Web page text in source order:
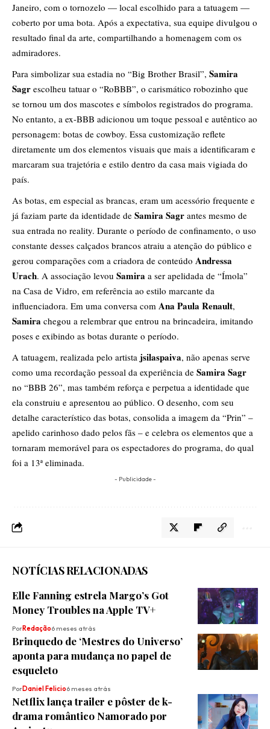
Janeiro, com o tornozelo — local escolhido para a tatuagem —
coberto por uma bota. Após a expectativa, sua equipe divulgou o
resultado final da arte, compartilhando a homenagem com os
admiradores.
Para simbolizar sua estadia no “Big Brother Brasil”, Samira
Sagr escolheu tatuar o “RoBBB”, o carismático robozinho que
se tornou um dos mascotes e símbolos registrados do programa.
No entanto, a ex-BBB adicionou um toque pessoal e autêntico ao
personagem: botas de cowboy. Essa customização reflete
diretamente um dos elementos visuais que mais a identificaram e
marcaram sua trajetória e estilo dentro da casa mais vigiada do
país.
As botas, em especial as brancas, eram um acessório frequente e
já faziam parte da identidade de Samira Sagr antes mesmo de
sua entrada no reality. Durante o período de confinamento, o uso
constante desses calçados brancos atraiu a atenção do público e
gerou comparações com a criadora de conteúdo Andressa
Urach. A associação levou Samira a ser apelidada de “Ímola”
na Casa de Vidro, em referência ao estilo marcante da
influenciadora. Em uma conversa com Ana Paula Renault,
Samira chegou a relembrar que entrou na brincadeira, imitando
poses e exibindo as botas durante o período.
A tatuagem, realizada pelo artista jsilaspaiva, não apenas serve
como uma recordação pessoal da experiência de Samira Sagr
no “BBB 26”, mas também reforça e perpetua a identidade que
ela construiu e apresentou ao público. O desenho, com seu
detalhe característico das botas, consolida a imagem da “Prin” –
apelido carinhoso dado pelos fãs – e celebra os elementos que a
tornaram memorável para os espectadores do programa, do qual
foi a 13ª eliminada.
- Publicidade -
NOTÍCIAS RELACIONADAS
Elle Fanning estrela Margo’s Got
Money Troubles na Apple TV+
PorRedação6 meses atrás
Brinquedo de ‘Mestres do Universo’
aponta para mudança no papel de
esqueleto
PorDaniel Felicio6 meses atrás
Netflix lança trailer e pôster de k-
drama romântico Namorado por